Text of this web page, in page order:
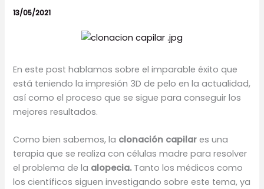
13/05/2021
En este post hablamos sobre el imparable éxito que
está teniendo la impresión 3D de pelo en la actualidad,
así como el proceso que se sigue para conseguir los
mejores resultados.
Como bien sabemos, la clonación capilar es una
terapia que se realiza con células madre para resolver
el problema de la alopecia.Tanto los médicos como
los científicos siguen investigando sobre este tema, ya